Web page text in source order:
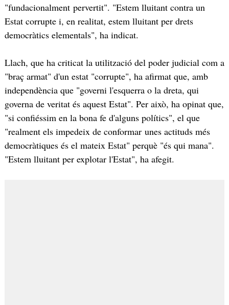
"fundacionalment pervertit". "Estem lluitant contra un
Estat corrupte i, en realitat, estem lluitant per drets
democràtics elementals", ha indicat.
Llach, que ha criticat la utilització del poder judicial com a
"braç armat" d'un estat "corrupte", ha afirmat que, amb
independència que "governi l'esquerra o la dreta, qui
governa de veritat és aquest Estat". Per això, ha opinat que,
"si confiéssim en la bona fe d'alguns polítics", el que
"realment els impedeix de conformar unes actituds més
democràtiques és el mateix Estat" perquè "és qui mana".
"Estem lluitant per explotar l'Estat", ha afegit.